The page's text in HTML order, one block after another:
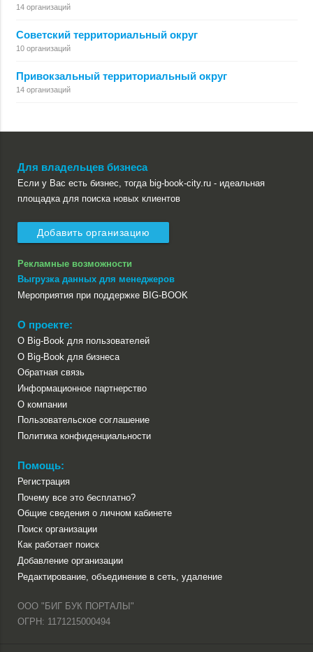
14 организаций
Советский территориальный округ
10 организаций
Привокзальный территориальный округ
14 организаций
Для владельцев бизнеса
Если у Вас есть бизнес, тогда big-book-city.ru - идеальная
площадка для поиска новых клиентов
Добавить организацию
Рекламные возможности
Выгрузка данных для менеджеров
Мероприятия при поддержке BIG-BOOK
О проекте:
О Big-Book для пользователей
О Big-Book для бизнеса
Обратная связь
Информационное партнерство
О компании
Пользовательское соглашение
Политика конфиденциальности
Помощь:
Регистрация
Почему все это бесплатно?
Общие сведения о личном кабинете
Поиск организации
Как работает поиск
Добавление организации
Редактирование, объединение в сеть, удаление
ООО "БИГ БУК ПОРТАЛЫ"
ОГРН: 1171215000494